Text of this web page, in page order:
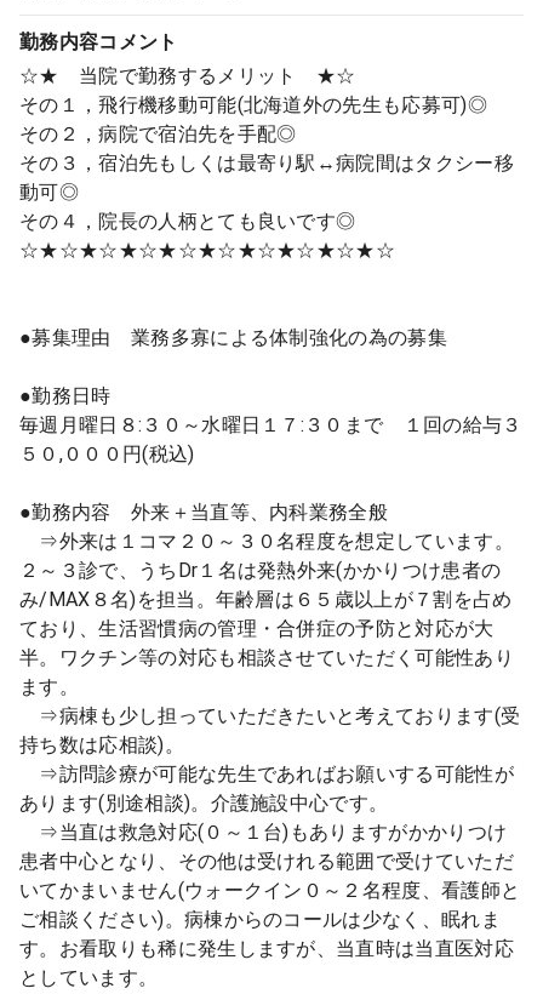
勤務内容コメント
☆★ 当院で勤務するメリット ★☆
その１，飛行機移動可能(北海道外の先生も応募可)◎
その２，病院で宿泊先を手配◎
その３，宿泊先もしくは最寄り駅↔病院間はタクシー移
動可◎
その４，院長の人柄とても良いです◎
☆★☆★☆★☆★☆★☆★☆★☆★☆★☆
●募集理由 業務多寡による体制強化の為の募集
●勤務日時
毎週月曜日８:３０～水曜日１７:３０まで １回の給与３
５０,０００円(税込)
●勤務内容 外来＋当直等、内科業務全般
⇒外来は１コマ２０～３０名程度を想定しています。
２～３診で、うちDr１名は発熱外来(かかりつけ患者の
み/MAX８名)を担当。年齢層は６５歳以上が７割を占め
ており、生活習慣病の管理・合併症の予防と対応が大
半。ワクチン等の対応も相談させていただく可能性あり
ます。
⇒病棟も少し担っていただきたいと考えております(受
持ち数は応相談)。
⇒訪問診療が可能な先生であればお願いする可能性が
あります(別途相談)。介護施設中心です。
⇒当直は救急対応(０～１台)もありますがかかりつけ
患者中心となり、その他は受けれる範囲で受けていただ
いてかまいません(ウォークイン０～２名程度、看護師と
ご相談ください)。病棟からのコールは少なく、眠れま
す。お看取りも稀に発生しますが、当直時は当直医対応
としています。